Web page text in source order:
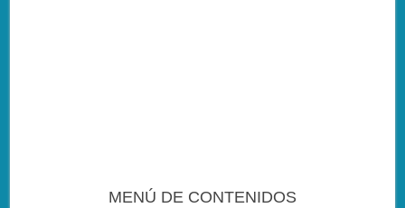
MENÚ DE CONTENIDOS